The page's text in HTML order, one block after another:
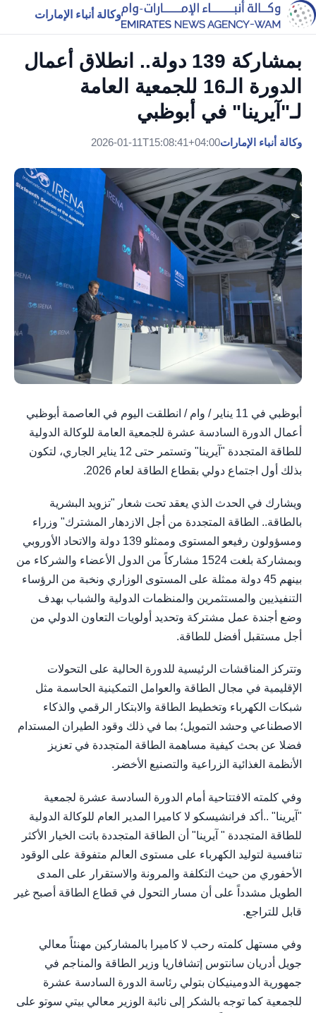
وكالة أنباء الإمارات
بمشاركة 139 دولة.. انطلاق أعمال
الدورة الـ16 للجمعية العامة
لـ"آيرينا" في أبوظبي
وكالة أنباء الإمارات2026-01-11T15:08:41+04:00
أبوظبي في 11 يناير / وام / انطلقت اليوم في العاصمة أبوظبي
أعمال الدورة السادسة عشرة للجمعية العامة للوكالة الدولية
للطاقة المتجددة "آيرينا" وتستمر حتى 12 يناير الجاري، لتكون
بذلك أول اجتماع دولي بقطاع الطاقة لعام 2026.
ويشارك في الحدث الذي يعقد تحت شعار "تزويد البشرية
بالطاقة.. الطاقة المتجددة من أجل الازدهار المشترك" وزراء
ومسؤولون رفيعو المستوى وممثلو 139 دولة والاتحاد الأوروبي
وبمشاركة بلغت 1524 مشاركاً من الدول الأعضاء والشركاء من
بينهم 45 دولة ممثلة على المستوى الوزاري ونخبة من الرؤساء
التنفيذيين والمستثمرين والمنظمات الدولية والشباب بهدف
وضع أجندة عمل مشتركة وتحديد أولويات التعاون الدولي من
أجل مستقبل أفضل للطاقة.
وتتركز المناقشات الرئيسية للدورة الحالية على التحولات
الإقليمية في مجال الطاقة والعوامل التمكينية الحاسمة مثل
شبكات الكهرباء وتخطيط الطاقة والابتكار الرقمي والذكاء
الاصطناعي وحشد التمويل؛ بما في ذلك وقود الطيران المستدام
فضلا عن بحث كيفية مساهمة الطاقة المتجددة في تعزيز
الأنظمة الغذائية الزراعية والتصنيع الأخضر.
وفي كلمته الافتتاحية أمام الدورة السادسة عشرة لجمعية
"آيرينا" ..أكد فرانشيسكو لا كاميرا المدير العام للوكالة الدولية
للطاقة المتجددة " آيرينا" أن الطاقة المتجددة باتت الخيار الأكثر
تنافسية لتوليد الكهرباء على مستوى العالم متفوقة على الوقود
الأحفوري من حيث التكلفة والمرونة والاستقرار على المدى
الطويل مشدداً على أن مسار التحول في قطاع الطاقة أصبح غير
قابل للتراجع.
وفي مستهل كلمته رحب لا كاميرا بالمشاركين مهنئاً معالي
جويل أدريان سانتوس إتشافاريا وزير الطاقة والمناجم في
جمهورية الدومينيكان بتولي رئاسة الدورة السادسة عشرة
للجمعية كما توجه بالشكر إلى نائبة الوزير معالي بيتي سوتو على